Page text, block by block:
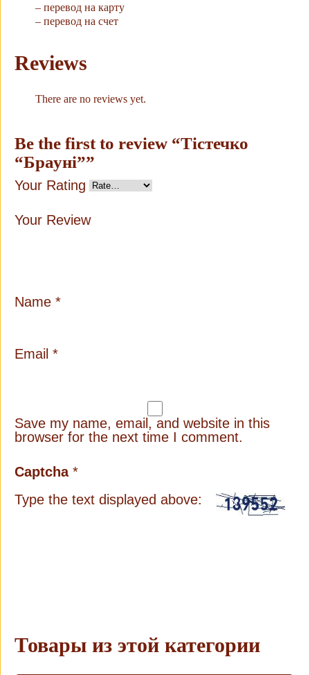
– перевод на карту
– перевод на счет
Reviews
There are no reviews yet.
Be the first to review “Тістечко
“Брауні””
Your Rating
Your Review
Name *
Email *
Save my name, email, and website in this
browser for the next time I comment.
Captcha *
Type the text displayed above:
Товары из этой категории